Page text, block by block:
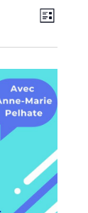
par
Liste